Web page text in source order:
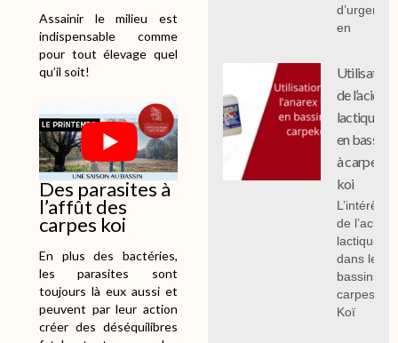
Assainir le milieu est
indispensable comme
pour tout élevage quel
qu’il soit!
Des parasites à
l’affût des
carpes koi
En plus des bactéries,
les parasites sont
toujours là eux aussi et
peuvent par leur action
créer des déséquilibres
d’urgence
en
Utilisation
de l’acide
lactique
en bassin
à carpe
koi
L’intérêt
de l’acide
lactique
dans les
bassins à
carpes
Koï